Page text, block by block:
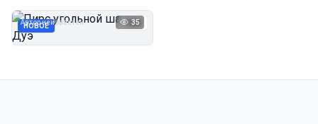
НОВОЕ 1923
Автор неизвестен 35